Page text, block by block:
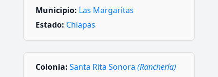
Municipio: Las Margaritas
Estado: Chiapas
Colonia: Santa Rita Sonora (Ranchería)